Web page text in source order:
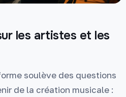
les artistes et les
soulève des questions
de la création musicale :